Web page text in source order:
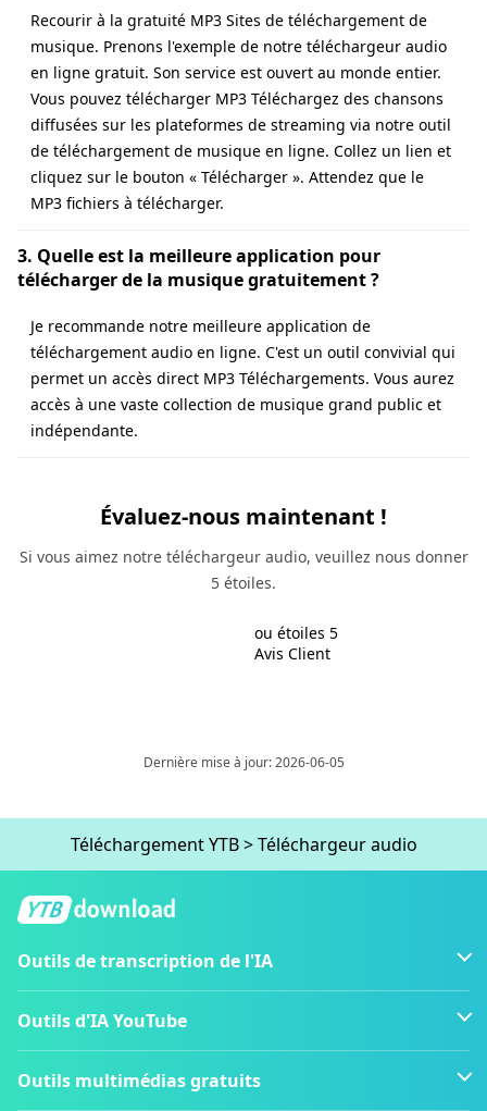
Recourir à la gratuité MP3 Sites de téléchargement de
musique. Prenons l'exemple de notre téléchargeur audio
en ligne gratuit. Son service est ouvert au monde entier.
Vous pouvez télécharger MP3 Téléchargez des chansons
diffusées sur les plateformes de streaming via notre outil
de téléchargement de musique en ligne. Collez un lien et
cliquez sur le bouton « Télécharger ». Attendez que le
MP3 fichiers à télécharger.
3. Quelle est la meilleure application pour
télécharger de la musique gratuitement ?
Je recommande notre meilleure application de
téléchargement audio en ligne. C'est un outil convivial qui
permet un accès direct MP3 Téléchargements. Vous aurez
accès à une vaste collection de musique grand public et
indépendante.
Évaluez-nous maintenant !
Si vous aimez notre téléchargeur audio, veuillez nous donner
5 étoiles.
ou étoiles 5
Avis Client
Dernière mise à jour: 2026-06-05
Téléchargement YTB>Téléchargeur audio
Outils de transcription de l'IA
Outils d'IA YouTube
Outils multimédias gratuits